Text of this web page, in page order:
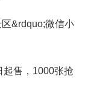
&rdquo;微信小
起售，1000张抢